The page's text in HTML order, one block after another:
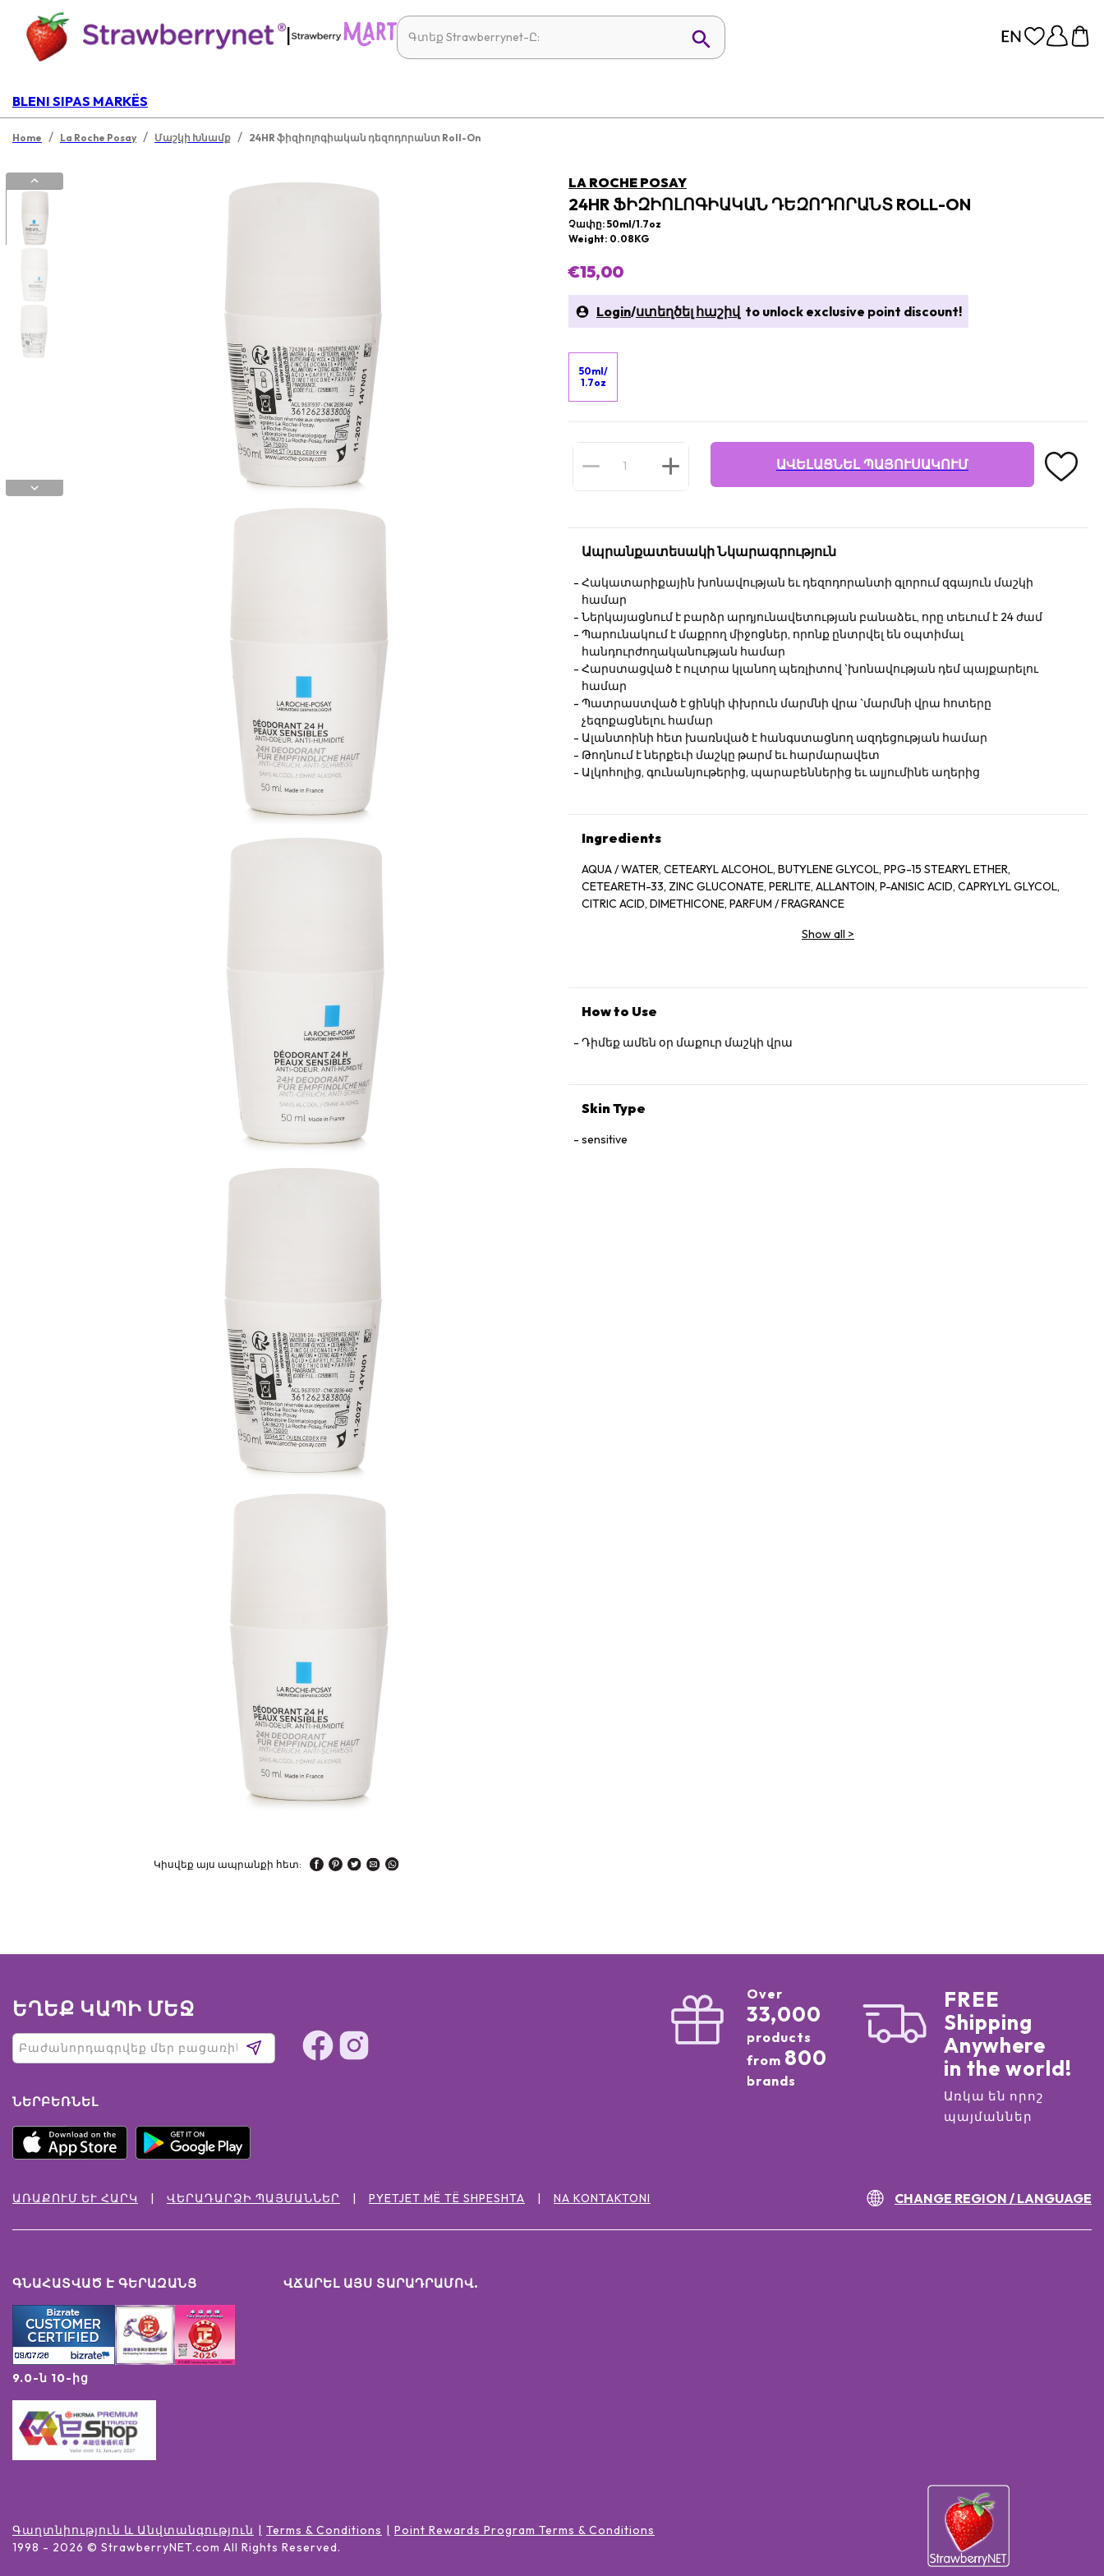
|
BLENI SIPAS MARKËS
Home / La Roche Posay / Մաշկի Խնամք / 24HR ֆիզիոլոգիական դեզոդորանտ Roll-On
Կիսվեք այս ապրանքի հետ:
LA ROCHE POSAY
24HR ՖԻԶԻՈԼՈԳԻԱԿԱՆ ԴԵԶՈԴՈՐԱՆՏ ROLL-ON
Չափը: 50ml/1.7oz
Weight: 0.08KG
€15,00
Login/ստեղծել հաշիվ to unlock exclusive point discount!
50ml/
1.7oz
ԱՎԵԼԱՑՆԵԼ ՊԱՅՈՒՍԱԿՈՒՄ
Ապրանքատեսակի Նկարագրություն
Հակատարիքային խոնավության եւ դեզոդորանտի գլորում զգայուն մաշկի
համար
Ներկայացնում է բարձր արդյունավետության բանաձեւ, որը տեւում է 24 ժամ
Պարունակում է մաքրող միջոցներ, որոնք ընտրվել են օպտիմալ
հանդուրժողականության համար
Հարստացված է ուլտրա կլանող պեռլիտով `խոնավության դեմ պայքարելու
համար
Պատրաստված է ցինկի փխրուն մարմնի վրա `մարմնի վրա հոտերը
չեզոքացնելու համար
Ալանտոինի հետ խառնված է հանգստացնող ազդեցության համար
Թողնում է ներքեւի մաշկը թարմ եւ հարմարավետ
Ալկոհոլից, գունանյութերից, պարաբեններից եւ ալյումինե աղերից
Ingredients
AQUA / WATER, CETEARYL ALCOHOL, BUTYLENE GLYCOL, PPG-15 STEARYL ETHER,
CETEARETH-33, ZINC GLUCONATE, PERLITE, ALLANTOIN, P-ANISIC ACID, CAPRYLYL GLYCOL,
CITRIC ACID, DIMETHICONE, PARFUM / FRAGRANCE
Show all >
How to Use
Դիմեք ամեն օր մաքուր մաշկի վրա
Skin Type
sensitive
ԵՂԵՔ ԿԱՊԻ ՄԵՋ
ՆԵՐԲԵՌՆԵԼ
Over
33,000
products
from 800
brands
FREE
Shipping
Anywhere
in the world!
Առկա են որոշ
պայմաններ
ԱՌԱՔՈՒՄ ԵՒ ՀԱՐԿ ՎԵՐԱԴԱՐՁԻ ՊԱՅՄԱՆՆԵՐ PYETJET MË TË SHPESHTA NA KONTAKTONI CHANGE REGION / LANGUAGE
ԳՆԱՀԱՏՎԱԾ Է ԳԵՐԱԶԱՆՑ
9.0-ն 10-ից
ՎՃԱՐԵԼ ԱՅՍ ՏԱՐԱԴՐԱՄՈՎ.
Գաղտնիություն և Անվտանգություն Terms & Conditions
Point Rewards Program Terms & Conditions
1998 - 2026 © StrawberryNET.com All Rights Reserved.